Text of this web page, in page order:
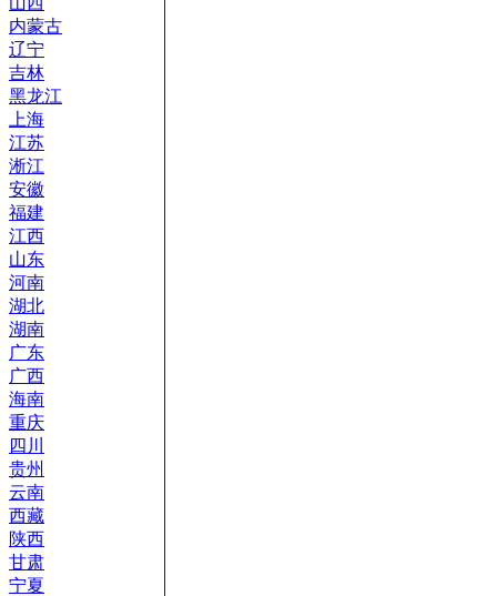
内蒙古
辽宁
吉林
黑龙江
上海
江苏
淅江
安徽
福建
江西
山东
河南
湖北
湖南
广东
广西
海南
重庆
四川
贵州
云南
西藏
陕西
甘肃
宁夏